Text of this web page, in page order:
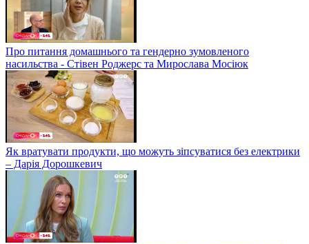
Про питання домашнього та гендерно зумовленого
насильства - Стівен Роджерс та Мирослава Мосіюк
Як вратувати продукти, що можуть зіпсуватися без електрики
– Дарія Дорошкевич